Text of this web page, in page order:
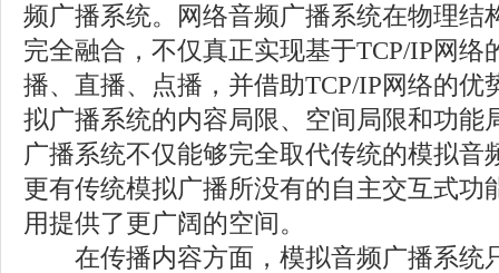
频广播系统。网络音频广播系统在物理结
完全融合，不仅真正实现基于TCP/IP网络
播、直播、点播，并借助TCP/IP网络的优
拟广播系统的内容局限、空间局限和功能
广播系统不仅能够完全取代传统的模拟音
更有传统模拟广播所没有的自主交互式功
用提供了更广阔的空间。
在传播内容方面，模拟音频广播系统